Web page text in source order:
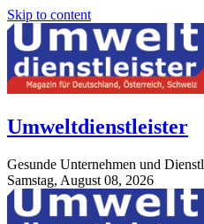
Skip to content
Umweltdienstleister
Gesunde Unternehmen und
Samstag, August 08, 2026
StuttgartApotheke.com